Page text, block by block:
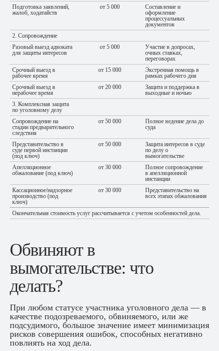
Подготовка заявлений,
жалоб, ходатайств
от 5 000
Составление и
оформление
процессуальных
документов
2. Сопровождение
Разовый выезд адвоката
для защиты интересов
от 5 000
Участие в допросах,
очных ставках,
переговорах
Срочный выезд в
рабочее время
от 15 000
Экстренная помощь в
рамках рабочего дня
Срочный выезд в
нерабочее время
от 20 000
Защита и поддержка в
выходные и ночью
3. Комплексная защита
по уголовному делу
Сопровождение на
стадии предварительного
следствия
от 50 000
Полное ведение дела до
суда
Представительство в
суде первой инстанции
(под ключ)
от 50 000
Защита интересов в суде
по делу о
вымогательстве
Апелляционное
обжалование (под ключ)
от 30 000
Полное сопровождение
в апелляционной
инстанции
Кассационное/надзорное
производство (под
ключ)
от 30 000
Представительство на
всех этапах обжалования
Окончательная стоимость услуг рассчитывается с учетом особенностей дела.
Обвиняют в
вымогательстве: что
делать?
При любом статусе участника уголовного дела — в
качестве подозреваемого, обвиняемого, или же
подсудимого, большое значение имеет минимизация
рисков совершения ошибок, способных негативно
повлиять на ход дела.